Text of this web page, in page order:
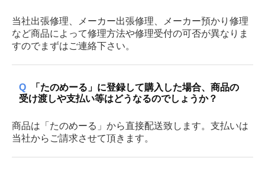
当社出張修理、メーカー出張修理、メーカー預かり修理
など商品によって修理方法や修理受付の可否が異なりま
すのでまずはご連絡下さい。
Q
「たのめーる」に登録して購入した場合、商品の
受け渡しや支払い等はどうなるのでしょうか？
商品は「たのめーる」から直接配送致します。支払いは
当社からご請求させて頂きます。